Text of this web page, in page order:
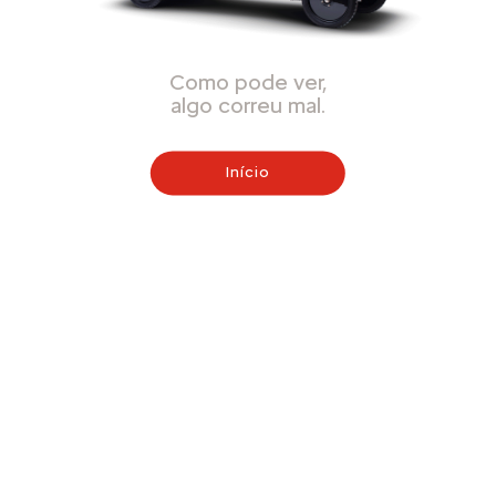
Como pode ver,
algo correu mal.
Início